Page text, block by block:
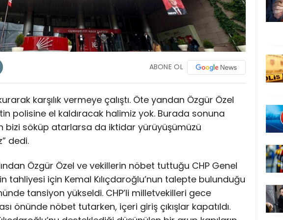
ABONE OL
karşılık vermeye çalıştı. Öte yandan Özgür Özel
polisine el kaldıracak halimiz yok. Burada sonuna
bizi söküp atarlarsa da iktidar yürüyüşümüzü
dedi.
Özgür Özel ve vekillerin nöbet tuttuğu CHP Genel
tahliyesi için Kemal Kılıçdaroğlu’nun talepte bulunduğu
tansiyon yükseldi. CHP’li milletvekilleri gece
önünde nöbet tutarken, içeri giriş çıkışlar kapatıldı.